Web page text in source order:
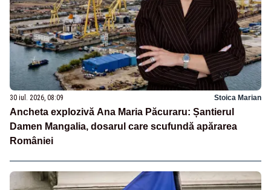
30 iul. 2026, 08:09 Stoica Marian
Ancheta explozivă Ana Maria Păcuraru: Șantierul
Damen Mangalia, dosarul care scufundă apărarea
României